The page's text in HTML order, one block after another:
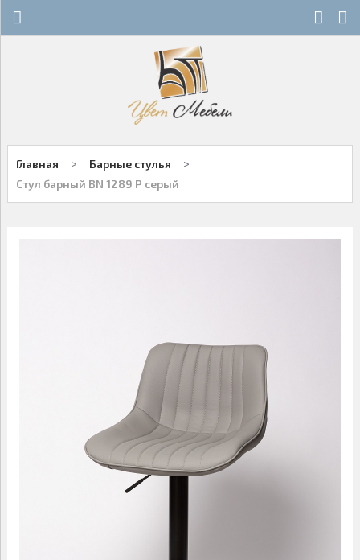
Многоканальный
Заказы принимаются
09.00-18.00
ДЕРЕВЯННЫЕ СТОЛЫ
ОБЕДЕННЫЕ ГРУППЫ
СТУЛЬЯ НА МЕТАЛЛОКАРКАСЕ
ДЕРЕВЯННЫЕ СТУЛЬЯ
САДОВАЯ МЕБЕЛЬ
ДОМАШНИЙ ТЕКСТИЛЬ
Главная > Барные стулья >
Стул барный BN 1289 P серый